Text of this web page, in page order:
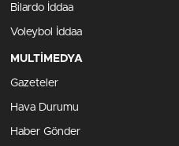
Bilardo İddaa
Voleybol İddaa
MULTİMEDYA
Gazeteler
Hava Durumu
Haber Gönder